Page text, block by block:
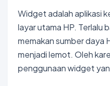
Widget adalah aplikasi
layar utama HP. Terlalu
memakan sumber daya
menjadi lemot. Oleh
penggunaan widget